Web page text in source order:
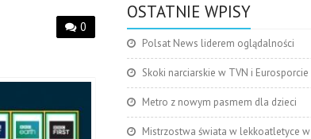
0
OSTATNIE WPISY
Polsat News liderem oglądalności
Skoki narciarskie w TVN i Eurosporcie
Metro z nowym pasmem dla dzieci
Mistrzostwa świata w lekkoatletyce w